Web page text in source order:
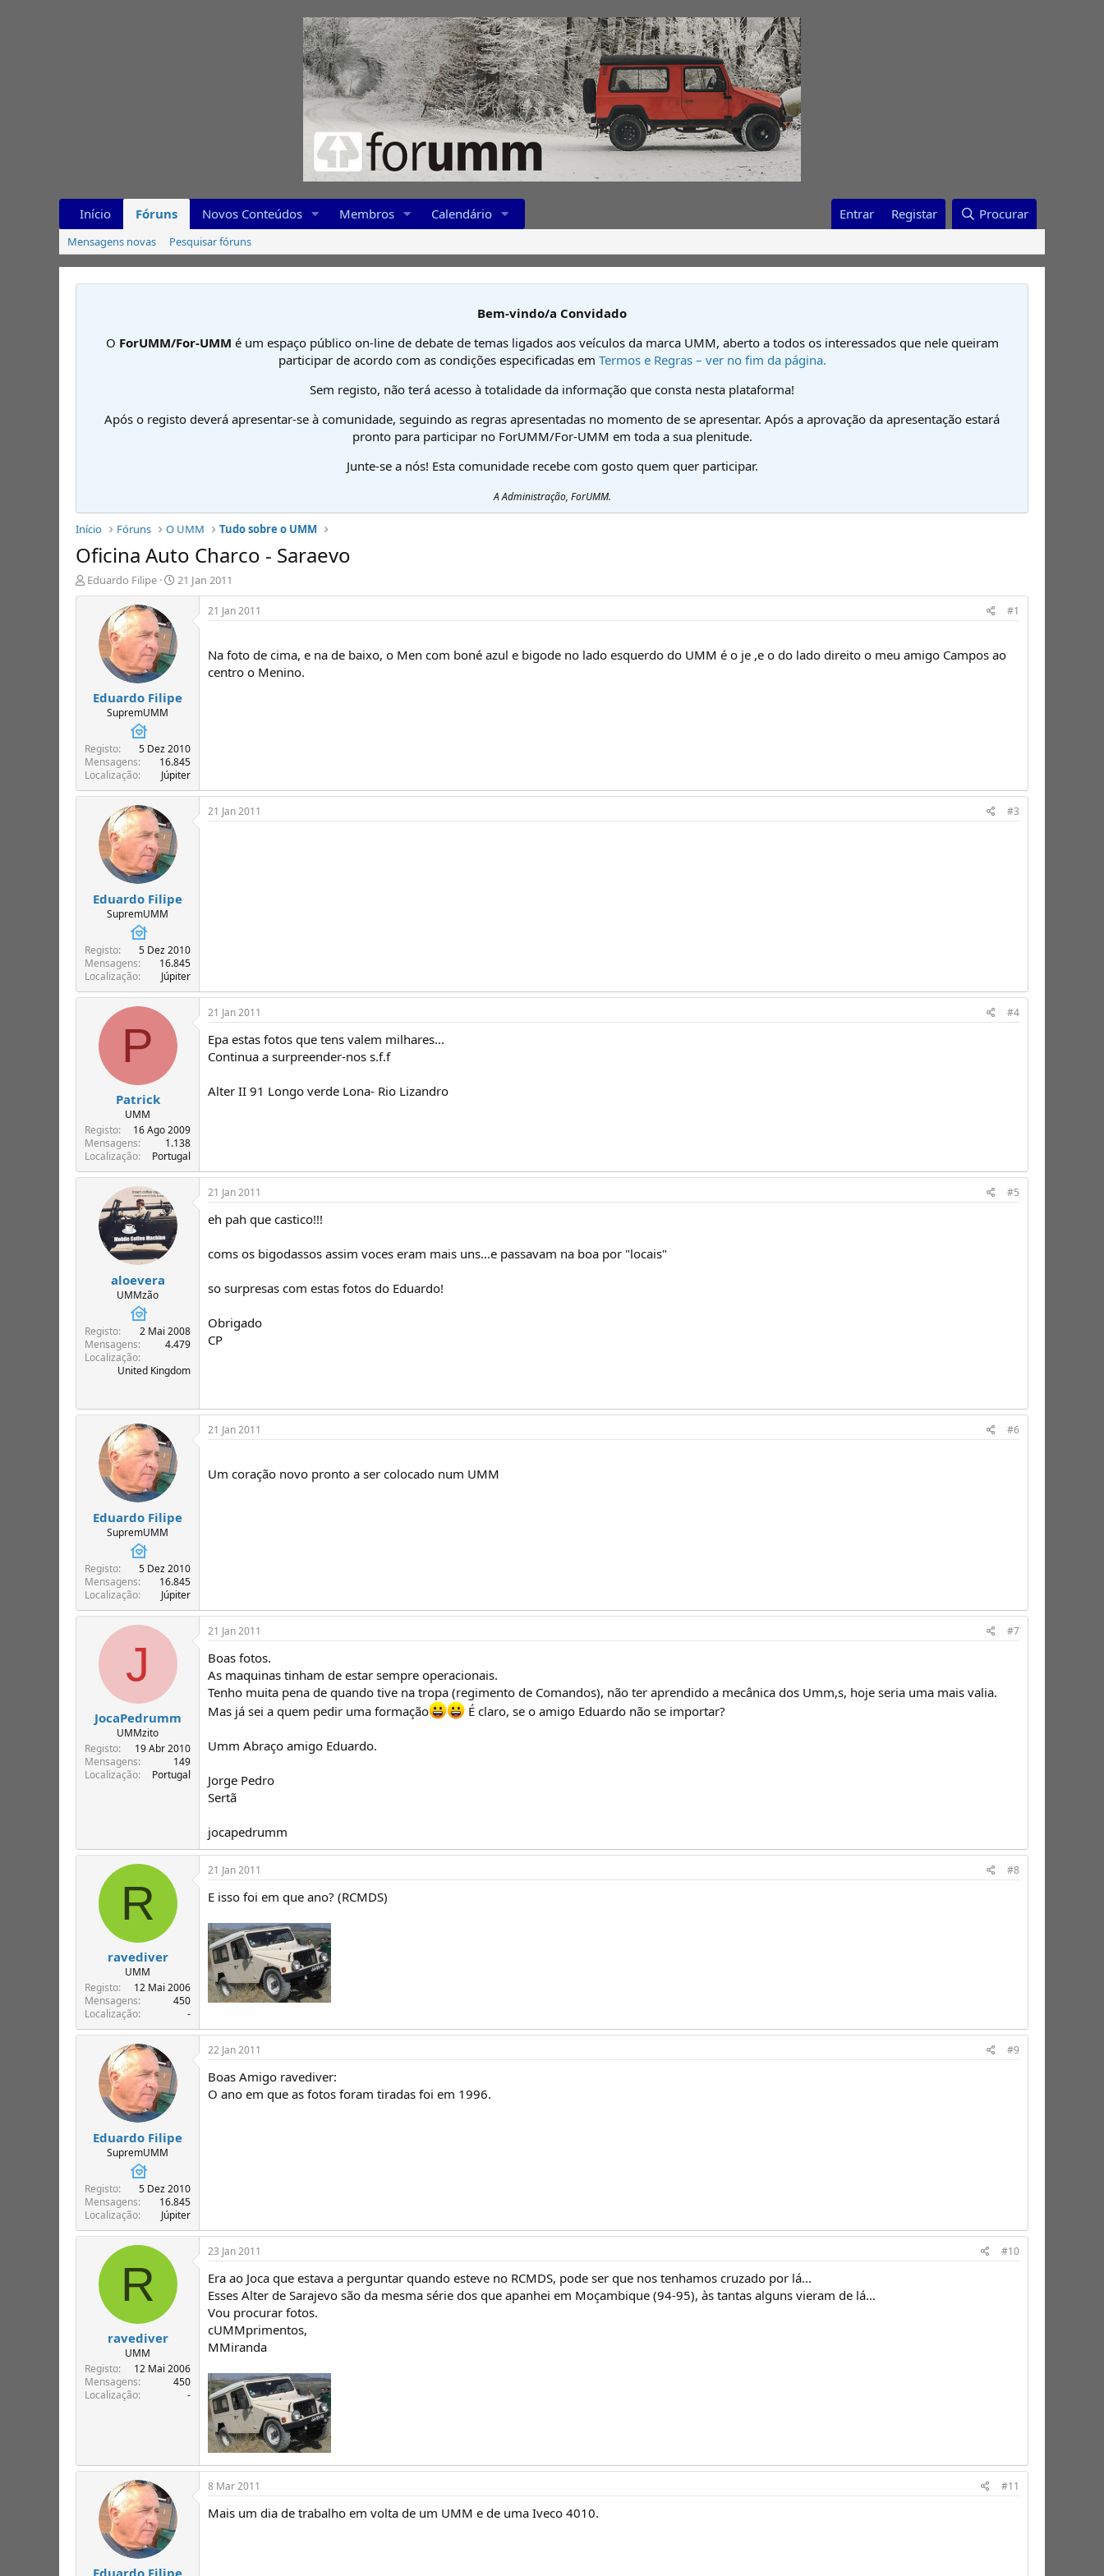
Início Fóruns Novos Conteúdos Membros Calendário Entrar Registar Procurar
Mensagens novas Pesquisar fóruns
Bem-vindo/a Convidado
O ForUMM/For-UMM é um espaço público on-line de debate de temas ligados aos veículos da marca UMM, aberto a todos os interessados que nele queiram
participar de acordo com as condições especificadas em Termos e Regras – ver no fim da página.
Sem registo, não terá acesso à totalidade da informação que consta nesta plataforma!
Após o registo deverá apresentar-se à comunidade, seguindo as regras apresentadas no momento de se apresentar. Após a aprovação da apresentação estará
pronto para participar no ForUMM/For-UMM em toda a sua plenitude.
Junte-se a nós! Esta comunidade recebe com gosto quem quer participar.
A Administração, ForUMM.
Início Fóruns O UMM Tudo sobre o UMM
Oficina Auto Charco - Saraevo
I
n
T
ó
p
c
Eduardo Filipe
D
a
d
e
í
o
21 Jan 2011
Eduardo Filipe
SupremUMM
Registo
5 Dez 2010
Mensagens
16.845
Localização
Júpiter
21 Jan 2011 #1
Na foto de cima, e na de baixo, o Men com boné azul e bigode no lado esquerdo do UMM é o je ,e o do lado direito o meu amigo Campos ao
centro o Menino.
Eduardo Filipe
SupremUMM
Registo
5 Dez 2010
Mensagens
16.845
Localização
Júpiter
21 Jan 2011 #3
P
Patrick
UMM
Registo
16 Ago 2009
Mensagens
1.138
Localização
Portugal
21 Jan 2011 #4
Epa estas fotos que tens valem milhares...
Continua a surpreender-nos s.f.f
Alter II 91 Longo verde Lona- Rio Lizandro
aloevera
UMMzão
Registo
2 Mai 2008
Mensagens
4.479
Localização
United Kingdom
21 Jan 2011 #5
eh pah que castico!!!
coms os bigodassos assim voces eram mais uns...e passavam na boa por "locais"
so surpresas com estas fotos do Eduardo!
Obrigado
CP
Eduardo Filipe
SupremUMM
Registo
5 Dez 2010
Mensagens
16.845
Localização
Júpiter
21 Jan 2011 #6
Um coração novo pronto a ser colocado num UMM
J
JocaPedrumm
UMMzito
Registo
19 Abr 2010
Mensagens
149
Localização
Portugal
21 Jan 2011 #7
Boas fotos.
As maquinas tinham de estar sempre operacionais.
Tenho muita pena de quando tive na tropa (regimento de Comandos), não ter aprendido a mecânica dos Umm,s, hoje seria uma mais valia.
Mas já sei a quem pedir uma formação
É claro, se o amigo Eduardo não se importar?
Umm Abraço amigo Eduardo.
Jorge Pedro
Sertã
jocapedrumm
R
ravediver
UMM
Registo
12 Mai 2006
Mensagens
450
Localização
-
21 Jan 2011 #8
E isso foi em que ano? (RCMDS)
Eduardo Filipe
SupremUMM
Registo
5 Dez 2010
Mensagens
16.845
Localização
Júpiter
22 Jan 2011 #9
Boas Amigo ravediver:
O ano em que as fotos foram tiradas foi em 1996.
R
ravediver
UMM
Registo
12 Mai 2006
Mensagens
450
Localização
-
23 Jan 2011 #10
Era ao Joca que estava a perguntar quando esteve no RCMDS, pode ser que nos tenhamos cruzado por lá...
Esses Alter de Sarajevo são da mesma série dos que apanhei em Moçambique (94-95), às tantas alguns vieram de lá...
Vou procurar fotos.
cUMMprimentos,
MMiranda
8 Mar 2011 #11
Mais um dia de trabalho em volta de um UMM e de uma Iveco 4010.